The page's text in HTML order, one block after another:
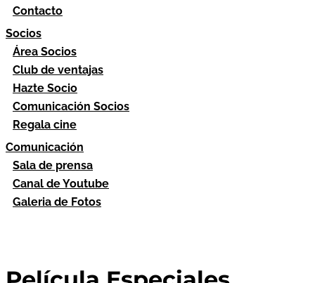
Contacto
Socios
Área Socios
Club de ventajas
Hazte Socio
Comunicación Socios
Regala cine
Comunicación
Sala de prensa
Canal de Youtube
Galeria de Fotos